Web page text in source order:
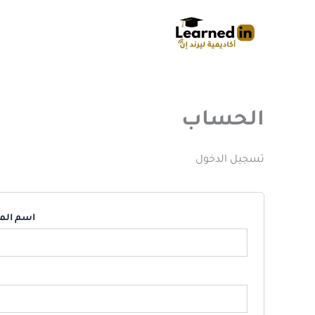
الحساب
تسجيل الدخول
اسم